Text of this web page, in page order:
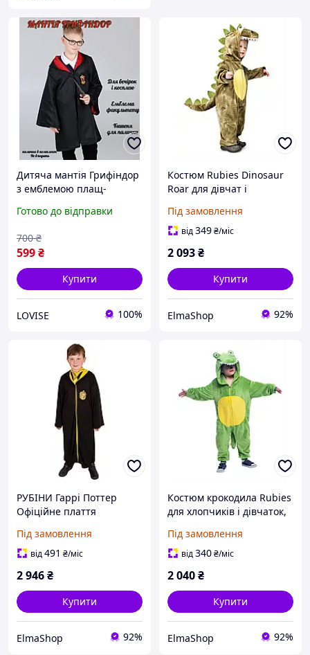
Дитяча мантія Грифіндор
з емблемою плащ-
капюшоном костюм на
дівчинки
Готово до відправки
599₴
700 ₴
Купити
LOVISE 100%
Костюм Rubies Dinosaur
Roar для дівчат і
капюшоном і хвостом,
офіційні рубіни для
Під замовлення
від349₴/міс
2 093₴
Купити
ElmaShop 92%
РУБІНИ Гаррі Поттер
Офіційне плаття
дітей, 7-10 років, Чорна
сукня з капюшоном,
Під замовлення
від491 ₴/міс
2 946₴
Купити
ElmaShop 92%
Костюм крокодила Rubies
для хлопчиків і дівчаток,
і хвостом, офіційні рубіни
для карнавалу, Різдва,
Під замовлення
від340₴/міс
2 040₴
Купити
ElmaShop 92%